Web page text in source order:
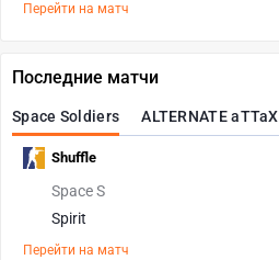
Перейти на матч
Последние матчи
Space Soldiers ALTERNATE aTTaX
Space S
Spirit
Перейти на матч
Shuffle